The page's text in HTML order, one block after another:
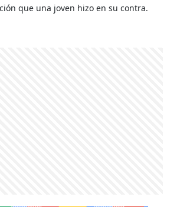
que una joven hizo en su contra.